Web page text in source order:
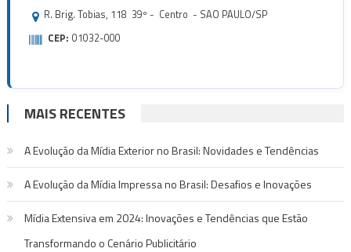
R. Brig. Tobias, 118 39º - Centro - SAO PAULO/SP
CEP: 01032-000
MAIS RECENTES
A Evolução da Mídia Exterior no Brasil: Novidades e Tendências
A Evolução da Mídia Impressa no Brasil: Desafios e Inovações
Mídia Extensiva em 2024: Inovações e Tendências que Estão
Transformando o Cenário Publicitário